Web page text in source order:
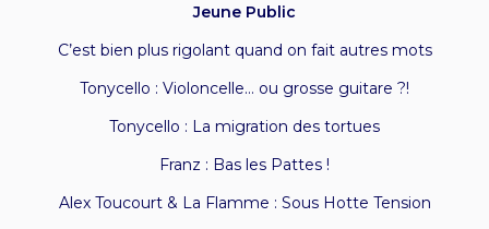
Jeune Public
C’est bien plus rigolant quand on fait autres mots
Tonycello : Violoncelle… ou grosse guitare ?!
Tonycello : La migration des tortues
Franz : Bas les Pattes !
Alex Toucourt & La Flamme : Sous Hotte Tension